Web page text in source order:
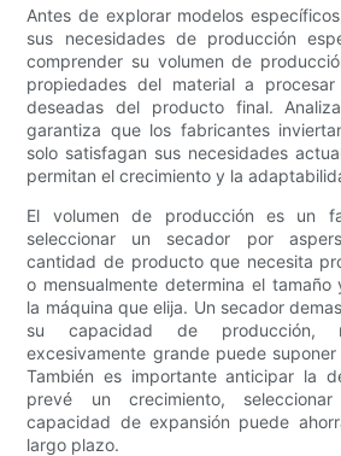
Antes de explorar modelos
sus necesidades de producción
comprender su volumen de
propiedades del material a
deseadas del producto final.
garantiza que los fabricantes
solo satisfagan sus necesidades
permitan el crecimiento y la
El volumen de producción es un
seleccionar un secador por
cantidad de producto que necesita
o mensualmente determina el
la máquina que elija. Un secador
su capacidad de producción,
excesivamente grande puede
También es importante anticipar la
prevé un crecimiento,
capacidad de expansión puede
largo plazo.